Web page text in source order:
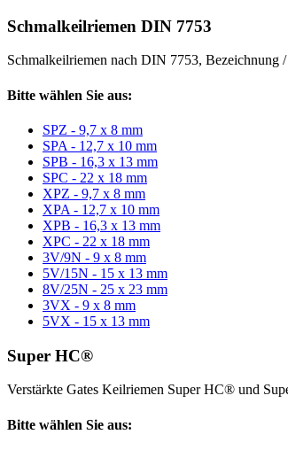
Schmalkeilriemen DIN 7753
Schmalkeilriemen nach DIN 7753,
Bitte wählen Sie aus:
SPZ - 9,7 x 8 mm
SPA - 12,7 x 10 mm
SPB - 16,3 x 13 mm
SPC - 22 x 18 mm
XPZ - 9,7 x 8 mm
XPA - 12,7 x 10 mm
XPB - 16,3 x 13 mm
XPC - 22 x 18 mm
3V/9N - 9 x 8 mm
5V/15N - 15 x 13 mm
8V/25N - 25 x 23 mm
3VX - 9 x 8 mm
5VX - 15 x 13 mm
Super HC®
Verstärkte Gates Keilriemen Super HC® und
Bitte wählen Sie aus: